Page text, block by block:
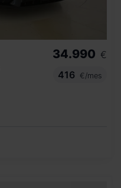
34.990 €
416
€/mes